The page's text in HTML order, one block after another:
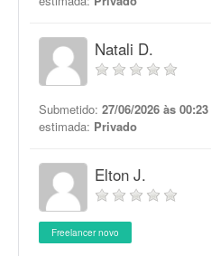
Natali D.
Submetido: 27/06/2026 às 00:23
estimada: Privado
Elton J.
Freelancer novo